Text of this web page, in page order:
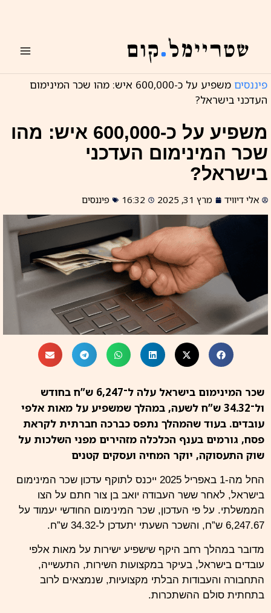
פיננסים
משפיע על כ-600,000 איש: מהו שכר המינימום
העדכני בישראל?
משפיע על כ-600,000 איש: מהו
שכר המינימום העדכני
בישראל?
אלי דיוויד מרץ 31, 2025 16:32 פיננסים
שכר המינימום בישראל עלה ל־6,247 ש”ח בחודש
ול־34.32 ש”ח לשעה, במהלך שמשפיע על מאות אלפי
עובדים. בעוד שהמהלך נתפס כברכה חברתית לקראת
פסח, גורמים בענף הכלכלה מזהירים מפני השלכות על
שוק התעסוקה, יוקר המחיה ועסקים קטנים
החל מה-1 באפריל 2025 ייכנס לתוקף עדכון שכר המינימום
בישראל, לאחר ששר העבודה יואב בן צור חתם על הצו
הממשלתי. על פי העדכון, שכר המינימום החודשי יעמוד על
6,247.67 ש”ח, והשכר השעתי יתעדכן ל-34.32 ש”ח.
מדובר במהלך רחב היקף שישפיע ישירות על מאות אלפי
עובדים בישראל, בעיקר במקצועות השירות, התעשייה,
התחבורה והעבודות הבלתי מקצועיות, שנמצאים לרוב
בתחתית סולם ההשתכרות.